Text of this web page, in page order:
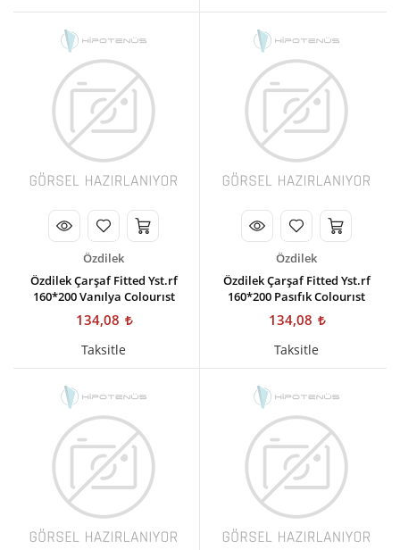
Özdilek
Özdilek Çarşaf Fitted Yst.rf
160*200 Vanılya Colourıst
134,08
Taksitle
Özdilek
Özdilek Çarşaf Fitted Yst.rf
160*200 Pasıfık Colourıst
134,08
Taksitle